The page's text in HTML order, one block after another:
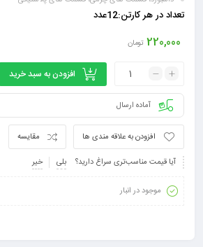
تعداد در هر کارتن:12عدد
220,000 تومان
افزودن به سبد خرید
آماده ارسال
مقایسه
افزودن به علاقه مندی ها
آیا قیمت مناسب‌تری سراغ دارید؟
بلی خیر
موجود در انبار